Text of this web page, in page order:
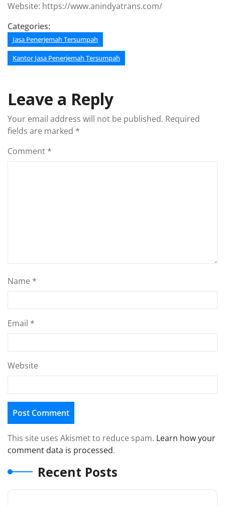
Website: https://www.anindyatrans.com/
Categories:
Jasa Penerjemah Tersumpah
Kantor Jasa Penerjemah Tersumpah
Leave a Reply
Your email address will not be published. Required
fields are marked *
Comment *
Name *
Email *
Website
This site uses Akismet to reduce spam. Learn how your
comment data is processed.
Recent Posts